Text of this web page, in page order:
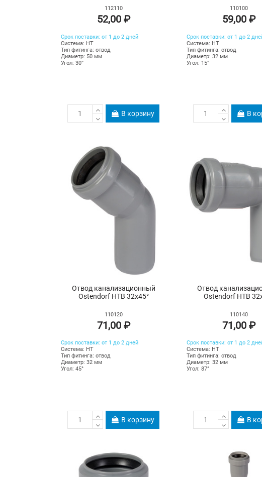
112110
52,00 ₽
Срок поставки: от 1 до 2 дней
Система: HT
Тип фитинга: отвод
Диаметр: 50 мм
Угол: 30°
В корзину
110100
59,00 ₽
Срок поставки: от 1 до 2
Система: HT
Тип фитинга: отвод
Диаметр: 32 мм
Угол: 15°
В
Отвод канализационный
Ostendorf HTB 32х45°
110120
71,00 ₽
Срок поставки: от 1 до 2 дней
Система: HT
Тип фитинга: отвод
Диаметр: 32 мм
Угол: 45°
В корзину
Отвод
Ostendorf HTB
110140
71,00 ₽
Срок поставки: от 1 до 2
Система: HT
Тип фитинга: отвод
Диаметр: 32 мм
Угол: 87°
В